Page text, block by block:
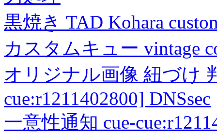
黒焼き TAD Kohara
カスタムキュー vintage
オリジナル画像 紐づけ
cue:r1211402800] DNSsec
一意性通知 cue-